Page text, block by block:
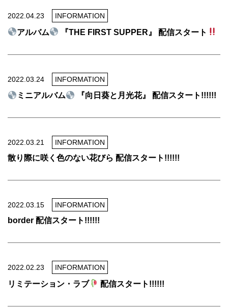
2022.04.23 INFORMATION
アルバム 『THE FIRST SUPPER』 配信スタート
2022.03.24 INFORMATION
ミニアルバム 『向日葵と月光花』 配信スタート!!!!!!
2022.03.21 INFORMATION
散り際に咲く色のない花びら 配信スタート!!!!!!
2022.03.15 INFORMATION
border 配信スタート!!!!!!
2022.02.23 INFORMATION
リミテーション・ラブ 配信スタート!!!!!!